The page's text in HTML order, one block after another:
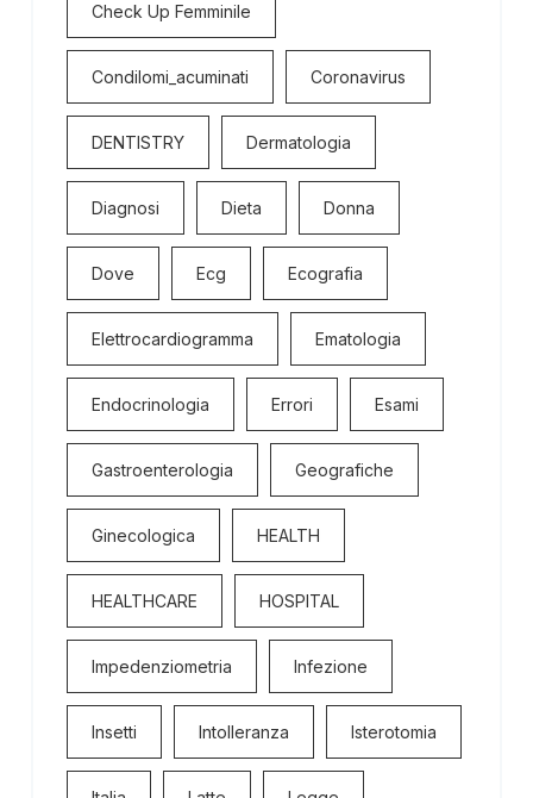
Check Up Femminile
Condilomi_acuminati Coronavirus
DENTISTRY Dermatologia
Diagnosi Dieta Donna
Dove Ecg Ecografia
Elettrocardiogramma Ematologia
Endocrinologia Errori Esami
Gastroenterologia Geografiche
Ginecologica HEALTH
HEALTHCARE HOSPITAL
Impedenziometria Infezione
Insetti Intolleranza Isterotomia